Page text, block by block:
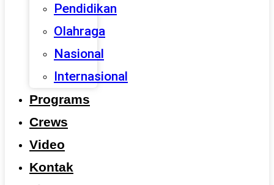
Pendidikan
Olahraga
Nasional
Internasional
Programs
Crews
Video
Kontak